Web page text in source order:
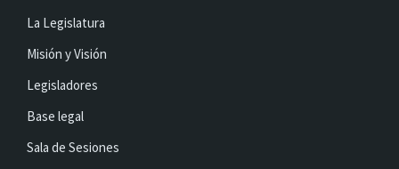
La Legislatura
Misión y Visión
Legisladores
Base legal
Sala de Sesiones